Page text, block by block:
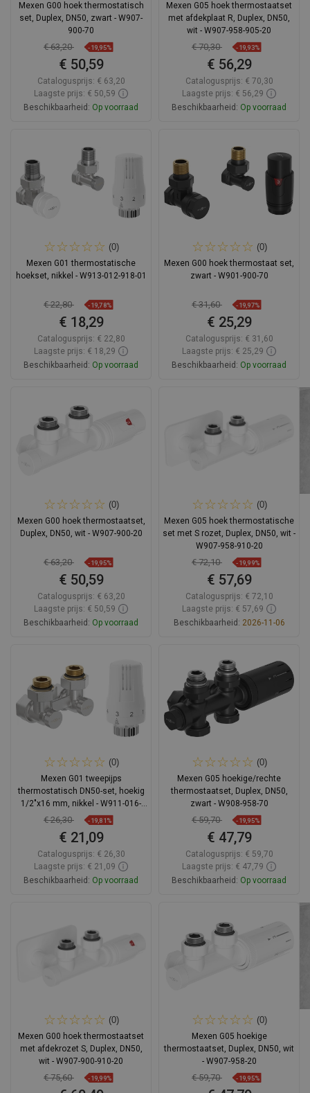
Mexen G00 hoek thermostatisch
set, Duplex, DN50, zwart - W907-
900-70
€ 63,20 -19,95%
€ 50,59
Catalogusprijs: € 63,20
Laagste prijs: € 50,59
Beschikbaarheid: Op voorraad
favorite_border Favoriet
Mexen G05 hoek thermostaatset
met afdekplaat R, Duplex, DN50,
wit - W907-958-905-20
€ 70,30 -19,93%
€ 56,29
Catalogusprijs: € 70,30
Laagste prijs: € 56,29
Beschikbaarheid: Op voorraad
favorite_border Favoriet
Vergelijk
(0)
Mexen G01 thermostatische
hoekset, nikkel - W913-012-918-01
€ 22,80 -19,78%
€ 18,29
Catalogusprijs: € 22,80
Laagste prijs: € 18,29
Beschikbaarheid: Op voorraad
Favoriet
Vergelijk
(0)
Mexen G00 hoek thermostaat set,
zwart - W901-900-70
€ 31,60 -19,97%
€ 25,29
Catalogusprijs: € 31,60
Laagste prijs: € 25,29
Beschikbaarheid: Op voorraad
favorite_border Favoriet
(0)
Mexen G00 hoek thermostaatset,
Duplex, DN50, wit - W907-900-20
€ 63,20 -19,95%
€ 50,59
Catalogusprijs: € 63,20
Laagste prijs: € 50,59
Beschikbaarheid: Op voorraad
Vergelijk
(0)
Mexen G05 hoek thermostatische
set met S rozet, Duplex, DN50, wit -
W907-958-910-20
€ 72,10 -19,99%
€ 57,69
Catalogusprijs: € 72,10
Laagste prijs: € 57,69
Beschikbaarheid: 2026-11-06
favorite_border Favoriet
Vergelijk
(0)
Mexen G01 tweepijps
thermostatisch DN50-set, hoekig
1/2"x16 mm, nikkel - W911-016-
918-01
€ 26,30 -19,81%
€ 21,09
Catalogusprijs: € 26,30
Laagste prijs: € 21,09
Beschikbaarheid: Op voorraad
favorite_border
(0)
Mexen G05 hoekige/rechte
thermostaatset, Duplex, DN50,
zwart - W908-958-70
€ 59,70 -19,95%
€ 47,79
Catalogusprijs: € 59,70
Laagste prijs: € 47,79
Beschikbaarheid: Op voorraad
Vergelijk
(0)
Mexen G00 hoek thermostaatset
met afdekrozet S, Duplex, DN50,
wit - W907-900-910-20
€ 75,60 -19,99%
(0)
Mexen G05 hoekige
thermostaatset, Duplex, DN50, wit
- W907-958-20
€ 59,70 -19,95%